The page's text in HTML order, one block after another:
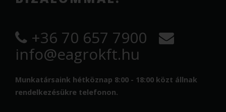
+36 70 657 7900
info@eagrokft.hu
Munkatársaink hétköznap 8:00 - 18:00 közt állnak
rendelkezésükre telefonon.